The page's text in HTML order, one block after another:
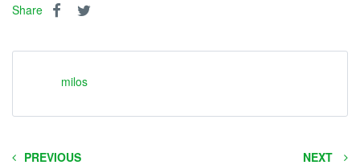
Share
milos
PREVIOUS NEXT